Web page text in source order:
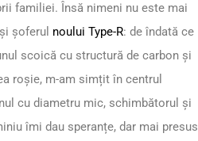
familiei. Însă nimeni nu este mai
șoferul noului Type-R: de îndată ce
scoică cu structură de carbon și
roșie, m-am simțit în centrul
cu diametru mic, schimbătorul și
îmi dau speranțe, dar mai presus